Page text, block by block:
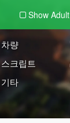
Show Adult
차량
스크립트
기타